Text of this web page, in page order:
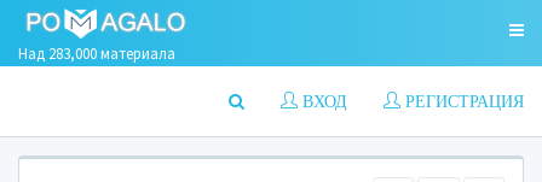
Над 283,000 материала
РЕГИСТРАЦИЯ
ВХОД